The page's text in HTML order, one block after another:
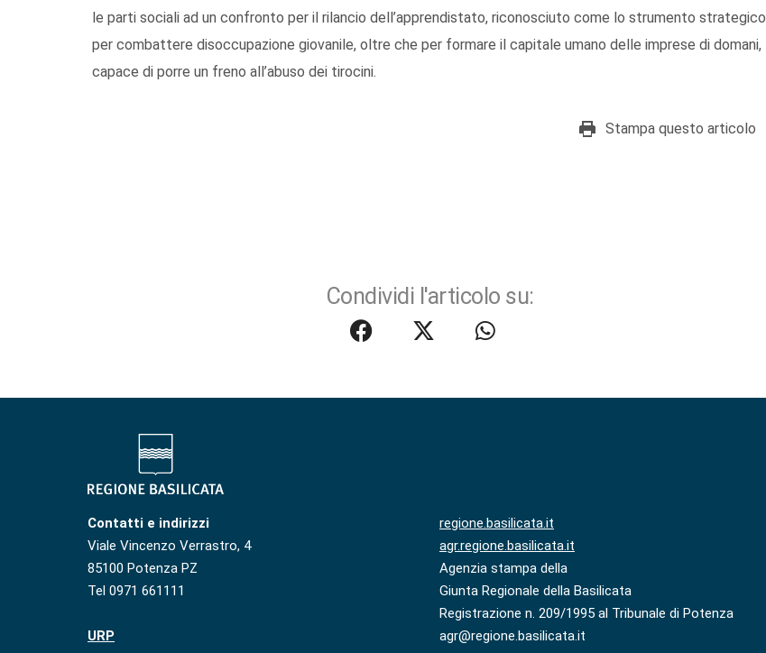
le parti sociali ad un confronto per il rilancio dell’apprendistato, riconosciuto come lo strumento strategico
per combattere disoccupazione giovanile, oltre che per formare il capitale umano delle imprese di domani,
capace di porre un freno all’abuso dei tirocini.
Stampa questo articolo
Condividi l'articolo su:
Contatti e indirizzi
Viale Vincenzo Verrastro, 4
85100 Potenza PZ
Tel 0971 661111
URP
regione.basilicata.it
agr.regione.basilicata.it
Agenzia stampa della
Giunta Regionale della Basilicata
Registrazione n. 209/1995 al Tribunale di Potenza
agr@regione.basilicata.it